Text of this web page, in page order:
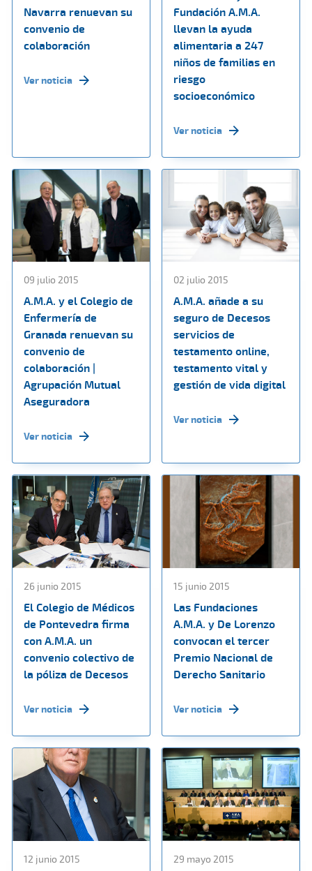
Navarra renuevan su
convenio de
colaboración
Ver noticia
Fundación A.M.A.
llevan la ayuda
alimentaria a 247
niños de familias en
riesgo
socioeconómico
Ver noticia
09 julio 2015
A.M.A. y el Colegio de
Enfermería de
Granada renuevan su
convenio de
colaboración |
Agrupación Mutual
Aseguradora
Ver noticia
02 julio 2015
A.M.A. añade a su
seguro de Decesos
servicios de
testamento online,
testamento vital y
gestión de vida digital
Ver noticia
26 junio 2015
El Colegio de Médicos
de Pontevedra firma
con A.M.A. un
convenio colectivo de
la póliza de Decesos
Ver noticia
15 junio 2015
Las Fundaciones
A.M.A. y De Lorenzo
convocan el tercer
Premio Nacional de
Derecho Sanitario
Ver noticia
12 junio 2015 29 mayo 2015